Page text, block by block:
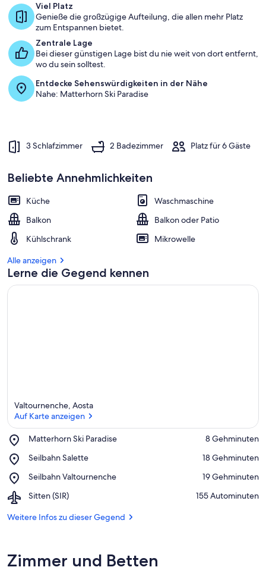
Viel Platz
Genieße die großzügige Aufteilung, die allen mehr Platz
zum Entspannen bietet.
Zentrale Lage
Bei dieser günstigen Lage bist du nie weit von dort entfernt,
wo du sein solltest.
Entdecke Sehenswürdigkeiten in der Nähe
Nahe: Matterhorn Ski Paradise
3 Schlafzimmer 2 Badezimmer Platz für 6 Gäste
Beliebte Annehmlichkeiten
Küche
Waschmaschine
Balkon
Balkon oder Patio
Kühlschrank
Mikrowelle
Alle anzeigen
Lerne die Gegend kennen
Valtournenche, Aosta
Auf Karte anzeigen
Matterhorn Ski Paradise
Place,
Ski
‪8 Gehminuten‬
Seilbahn Salette
Place,
Salette
‪18 Gehminuten‬
Seilbahn Valtournenche
Place,
Valtournenche
‪19 Gehminuten‬
Sitten (SIR)
Airport,
(SIR)
‪155 Autominuten‬
Weitere Infos zu dieser Gegend
Zimmer und Betten